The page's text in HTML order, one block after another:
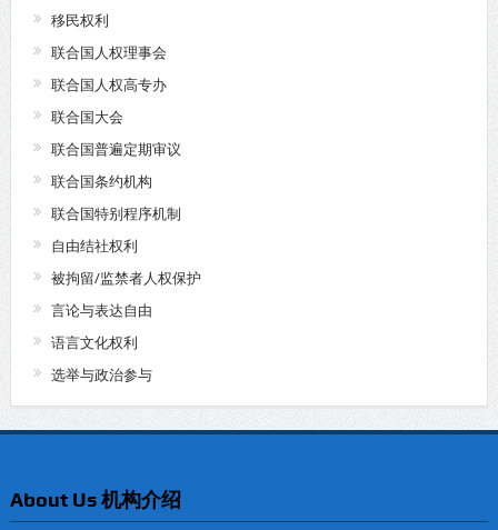
移民权利
联合国人权理事会
联合国人权高专办
联合国大会
联合国普遍定期审议
联合国条约机构
联合国特别程序机制
自由结社权利
被拘留/监禁者人权保护
言论与表达自由
语言文化权利
选举与政治参与
About Us 机构介绍